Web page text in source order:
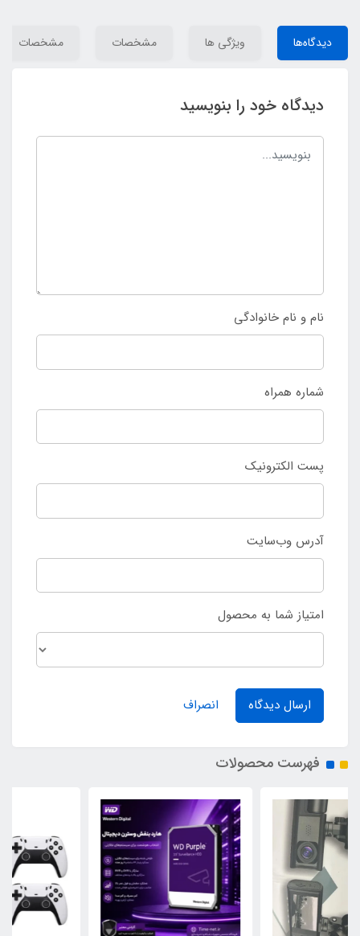
دیدگاه‌ها ویژگی ها مشخصات مشخصات
دیدگاه خود را بنویسید
نام و نام خانوادگی
شماره همراه
پست الکترونیک
آدرس وب‌سایت
امتیاز شما به محصول
ارسال دیدگاه انصراف
فهرست محصولات